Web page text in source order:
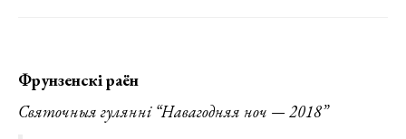
Фрунзенскі раён
Святочныя гулянні “Навагодняя ноч — 2018”